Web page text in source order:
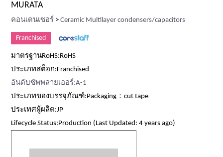
MURATA
คอนเดนเซอร์ >Ceramic Multilayer condensers/capacitors
Franchised
มาตรฐานRoHS:RoHS
ประเภทสต็อก:Franchised
อันดับซัพพลายเออร์:A-1
ประเภทของบรรจุภัณฑ์:Packaging：cut tape
ประเทศผู้ผลิต:JP
Lifecycle Status:Production (Last Updated: 4 years ago)